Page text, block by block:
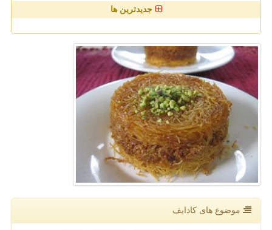
جدیدترین ها
موضوع های كادایف